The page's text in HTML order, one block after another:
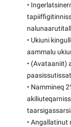
•
• Ukiuni
aammalu
• (Avataaniit)
• Nammineq
•